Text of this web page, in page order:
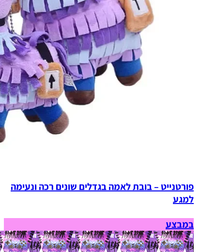
פורטנייט – בובת לאמה בגדלים שונים רכה ונעימה
למגע
במבצע